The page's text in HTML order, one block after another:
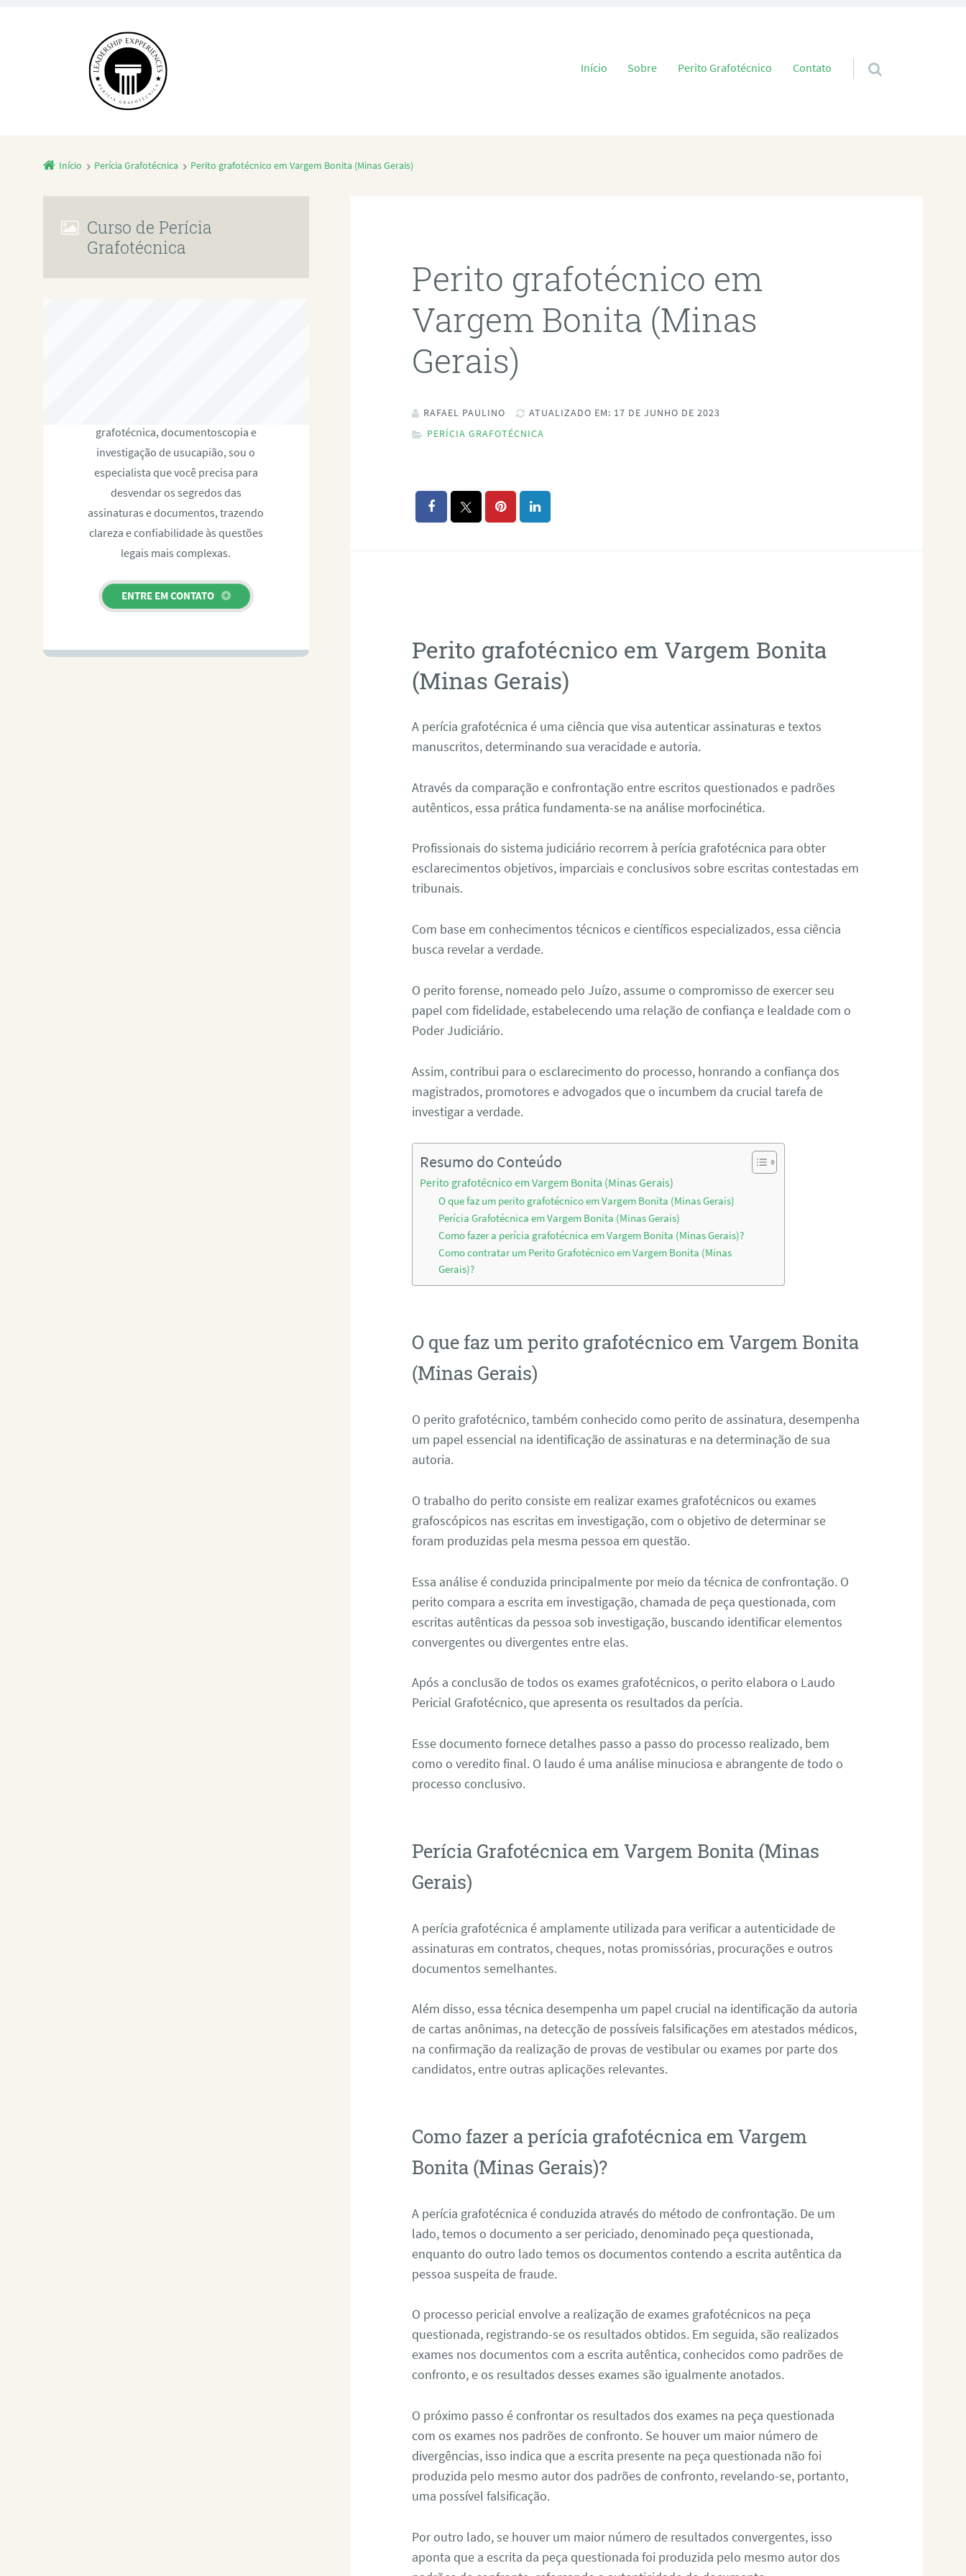
Pular para o conteúdo
Início Sobre Perito Grafotécnico Contato
Início Perícia Grafotécnica Perito grafotécnico em Vargem Bonita (Minas Gerais)
Perito grafotécnico em
Vargem Bonita (Minas
Gerais)
RAFAEL PAULINO
ATUALIZADO EM: 17 DE JUNHO DE 2023
PERÍCIA GRAFOTÉCNICA
Perito grafotécnico em Vargem Bonita
(Minas Gerais)
A perícia grafotécnica é uma ciência que visa autenticar assinaturas e textos
manuscritos, determinando sua veracidade e autoria.
Através da comparação e confrontação entre escritos questionados e padrões
autênticos, essa prática fundamenta-se na análise morfocinética.
Profissionais do sistema judiciário recorrem à perícia grafotécnica para obter
esclarecimentos objetivos, imparciais e conclusivos sobre escritas contestadas em
tribunais.
Com base em conhecimentos técnicos e científicos especializados, essa ciência
busca revelar a verdade.
O perito forense, nomeado pelo Juízo, assume o compromisso de exercer seu
papel com fidelidade, estabelecendo uma relação de confiança e lealdade com o
Poder Judiciário.
Assim, contribui para o esclarecimento do processo, honrando a confiança dos
magistrados, promotores e advogados que o incumbem da crucial tarefa de
investigar a verdade.
Resumo do Conteúdo
Perito grafotécnico em Vargem Bonita (Minas Gerais)
O que faz um perito grafotécnico em Vargem Bonita (Minas Gerais)
Perícia Grafotécnica em Vargem Bonita (Minas Gerais)
Como fazer a perícia grafotécnica em Vargem Bonita (Minas Gerais)?
Como contratar um Perito Grafotécnico em Vargem Bonita (Minas
Gerais)?
O que faz um perito grafotécnico em Vargem Bonita
(Minas Gerais)
O perito grafotécnico, também conhecido como perito de assinatura, desempenha
um papel essencial na identificação de assinaturas e na determinação de sua
autoria.
O trabalho do perito consiste em realizar exames grafotécnicos ou exames
grafoscópicos nas escritas em investigação, com o objetivo de determinar se
foram produzidas pela mesma pessoa em questão.
Essa análise é conduzida principalmente por meio da técnica de confrontação. O
perito compara a escrita em investigação, chamada de peça questionada, com
escritas autênticas da pessoa sob investigação, buscando identificar elementos
convergentes ou divergentes entre elas.
Após a conclusão de todos os exames grafotécnicos, o perito elabora o Laudo
Pericial Grafotécnico, que apresenta os resultados da perícia.
Esse documento fornece detalhes passo a passo do processo realizado, bem
como o veredito final. O laudo é uma análise minuciosa e abrangente de todo o
processo conclusivo.
Perícia Grafotécnica em Vargem Bonita (Minas
Gerais)
A perícia grafotécnica é amplamente utilizada para verificar a autenticidade de
assinaturas em contratos, cheques, notas promissórias, procurações e outros
documentos semelhantes.
Além disso, essa técnica desempenha um papel crucial na identificação da autoria
de cartas anônimas, na detecção de possíveis falsificações em atestados médicos,
na confirmação da realização de provas de vestibular ou exames por parte dos
candidatos, entre outras aplicações relevantes.
Como fazer a perícia grafotécnica em Vargem
Bonita (Minas Gerais)?
A perícia grafotécnica é conduzida através do método de confrontação. De um
lado, temos o documento a ser periciado, denominado peça questionada,
enquanto do outro lado temos os documentos contendo a escrita autêntica da
pessoa suspeita de fraude.
O processo pericial envolve a realização de exames grafotécnicos na peça
questionada, registrando-se os resultados obtidos. Em seguida, são realizados
exames nos documentos com a escrita autêntica, conhecidos como padrões de
confronto, e os resultados desses exames são igualmente anotados.
O próximo passo é confrontar os resultados dos exames na peça questionada
com os exames nos padrões de confronto. Se houver um maior número de
divergências, isso indica que a escrita presente na peça questionada não foi
produzida pelo mesmo autor dos padrões de confronto, revelando-se, portanto,
uma possível falsificação.
Por outro lado, se houver um maior número de resultados convergentes, isso
aponta que a escrita da peça questionada foi produzida pelo mesmo autor dos
Curso de Perícia
Grafotécnica
grafotécnica, documentoscopia e
investigação de usucapião, sou o
especialista que você precisa para
desvendar os segredos das
assinaturas e documentos, trazendo
clareza e confiabilidade às questões
legais mais complexas.
ENTRE EM CONTATO